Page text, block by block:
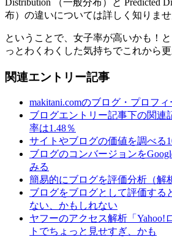
布）の違いについては詳しく知りませ
ということで、女子率が高いかも！
っとわくわくした気持ちでこれから更
関連エントリー記事
makitani.comのブログ・プロフィ
ブログエントリー記事下の関連
率は1.48％
サイトやブログの価値を調べる
ブログのコンバージョンを
みる
簡易的にブログを評価分析（解
ブログをブログとして評価する
ない、かもしれない
ヤフーのアクセス解析「Yahoo!
トでちょっと見せすぎ、かも